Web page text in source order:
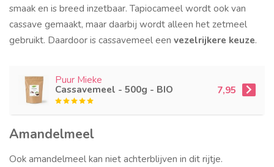
smaak en is breed inzetbaar. Tapiocameel wordt ook van
cassave gemaakt, maar daarbij wordt alleen het zetmeel
gebruikt. Daardoor is cassavemeel een vezelrijkere keuze.
Puur Mieke
Cassavemeel - 500g - BIO 7,95
Amandelmeel
Ook amandelmeel kan niet achterblijven in dit rijtje.